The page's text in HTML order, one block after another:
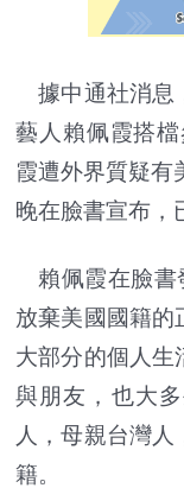
據中通社消息
藝人賴佩霞搭
霞遭外界質疑有
晚在臉書宣布，
賴佩霞在臉書
放棄美國國籍的
大部分的個人生
與朋友，也大
人，母親台灣
籍。